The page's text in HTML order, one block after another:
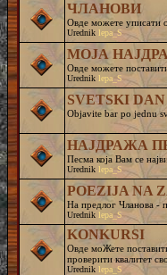
ЧЛАНОВИ
Овде можете уписати
Urednik lepa_S
МОЈА
Овде можете
Urednik lepa_S
SVETSKI
Objavite bar po jednu
НАЈДРАЖА
Песма која Вам се
Urednik lepa_S
POEZIJA NA
На предлог Чланова -
Urednik lepa_S
KONKURSI
Овде моЖете
проверити квалитет
Urednik lepa_S